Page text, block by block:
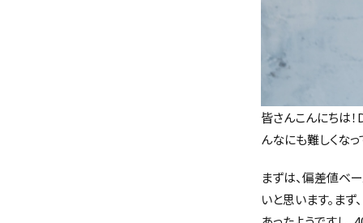
皆さんこんにちは
んなにも難しくな
まずは、偏差値ベ
いと思います。ま